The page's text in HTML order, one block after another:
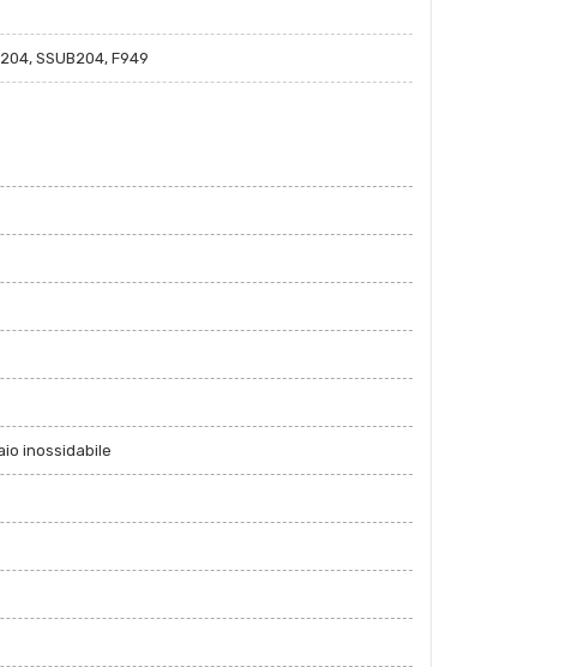
SSUB204, F949
inossidabile